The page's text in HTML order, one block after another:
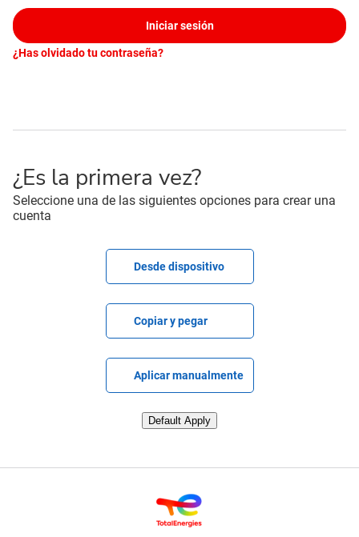
Iniciar sesión
¿Has olvidado tu contraseña?
¿Es la primera vez?
Seleccione una de las siguientes opciones para crear una
cuenta
Desde dispositivo
Copiar y pegar
Aplicar manualmente
Default Apply
Subir CV desde LinkedIn